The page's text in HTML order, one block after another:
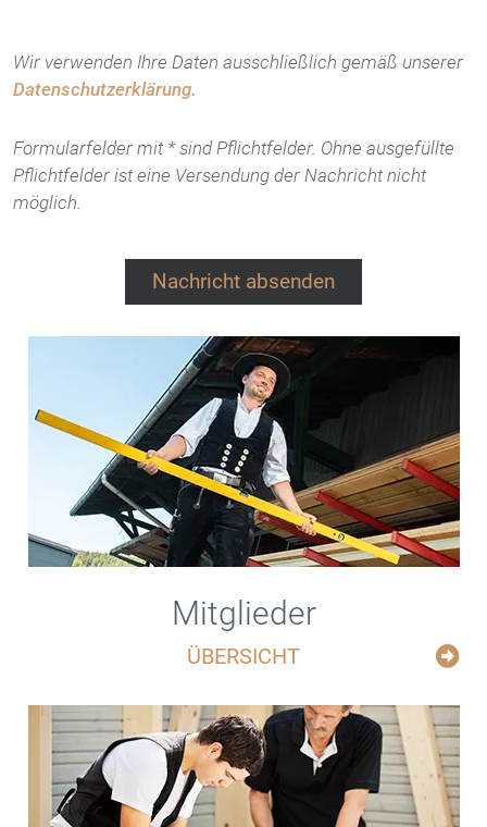
Wir verwenden Ihre Daten ausschließlich gemäß unserer
Datenschutzerklärung.
Formularfelder mit * sind Pflichtfelder. Ohne ausgefüllte
Pflichtfelder ist eine Versendung der Nachricht nicht
möglich.
Nachricht absenden
Mitglieder
ÜBERSICHT